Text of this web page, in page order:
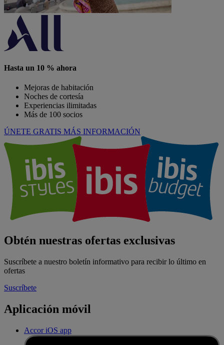
Hasta un 10 % ahora
Mejoras de habitación
Noches de cortesía
Experiencias ilimitadas
Más de 100 socios
ÚNETE GRATIS MÁS INFORMACIÓN
Obtén nuestras ofertas exclusivas
Suscríbete a nuestro boletín informativo para recibir lo último en
ofertas
Suscríbete
Aplicación móvil
Accor iOS app